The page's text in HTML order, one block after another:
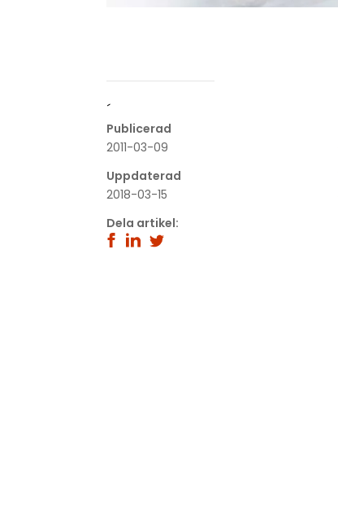
´
Publicerad
2011-03-09
Uppdaterad
2018-03-15
Dela artikel: